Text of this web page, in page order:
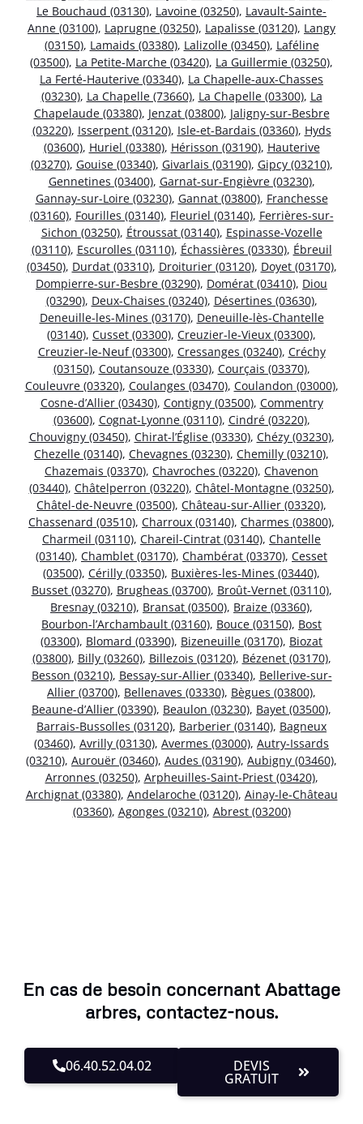
Le Bouchaud (03130), Lavoine (03250), Lavault-Sainte-
Anne (03100), Laprugne (03250), Lapalisse (03120), Langy
(03150), Lamaids (03380), Lalizolle (03450), Laféline
(03500), La Petite-Marche (03420), La Guillermie (03250),
La Ferté-Hauterive (03340), La Chapelle-aux-Chasses
(03230), La Chapelle (73660), La Chapelle (03300), La
Chapelaude (03380), Jenzat (03800), Jaligny-sur-Besbre
(03220), Isserpent (03120), Isle-et-Bardais (03360), Hyds
(03600), Huriel (03380), Hérisson (03190), Hauterive
(03270), Gouise (03340), Givarlais (03190), Gipcy (03210),
Gennetines (03400), Garnat-sur-Engièvre (03230),
Gannay-sur-Loire (03230), Gannat (03800), Franchesse
(03160), Fourilles (03140), Fleuriel (03140), Ferrières-sur-
Sichon (03250), Étroussat (03140), Espinasse-Vozelle
(03110), Escurolles (03110), Échassières (03330), Ébreuil
(03450), Durdat (03310), Droiturier (03120), Doyet (03170),
Dompierre-sur-Besbre (03290), Domérat (03410), Diou
(03290), Deux-Chaises (03240), Désertines (03630),
Deneuille-les-Mines (03170), Deneuille-lès-Chantelle
(03140), Cusset (03300), Creuzier-le-Vieux (03300),
Creuzier-le-Neuf (03300), Cressanges (03240), Créchy
(03150), Coutansouze (03330), Courçais (03370),
Couleuvre (03320), Coulanges (03470), Coulandon (03000),
Cosne-d’Allier (03430), Contigny (03500), Commentry
(03600), Cognat-Lyonne (03110), Cindré (03220),
Chouvigny (03450), Chirat-l’Église (03330), Chézy (03230),
Chezelle (03140), Chevagnes (03230), Chemilly (03210),
Chazemais (03370), Chavroches (03220), Chavenon
(03440), Châtelperron (03220), Châtel-Montagne (03250),
Châtel-de-Neuvre (03500), Château-sur-Allier (03320),
Chassenard (03510), Charroux (03140), Charmes (03800),
Charmeil (03110), Chareil-Cintrat (03140), Chantelle
(03140), Chamblet (03170), Chambérat (03370), Cesset
(03500), Cérilly (03350), Buxières-les-Mines (03440),
Busset (03270), Brugheas (03700), Broût-Vernet (03110),
Bresnay (03210), Bransat (03500), Braize (03360),
Bourbon-l’Archambault (03160), Bouce (03150), Bost
(03300), Blomard (03390), Bizeneuille (03170), Biozat
(03800), Billy (03260), Billezois (03120), Bézenet (03170),
Besson (03210), Bessay-sur-Allier (03340), Bellerive-sur-
Allier (03700), Bellenaves (03330), Bègues (03800),
Beaune-d’Allier (03390), Beaulon (03230), Bayet (03500),
Barrais-Bussolles (03120), Barberier (03140), Bagneux
(03460), Avrilly (03130), Avermes (03000), Autry-Issards
(03210), Aurouër (03460), Audes (03190), Aubigny (03460),
Arronnes (03250), Arpheuilles-Saint-Priest (03420),
Archignat (03380), Andelaroche (03120), Ainay-le-Château
(03360), Agonges (03210), Abrest (03200)
En cas de besoin concernant Abattage
arbres, contactez-nous.
06.40.52.04.02 DEVIS
GRATUIT